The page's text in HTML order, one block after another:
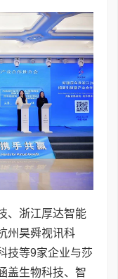
、浙江厚达智能
州昊舜视讯科
技等9家企业与莎
盖生物科技、智